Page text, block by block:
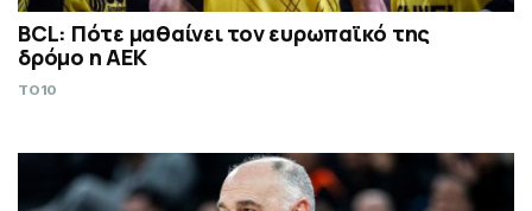
BCL: Πότε μαθαίνει τον ευρωπαϊκό της
δρόμο η ΑΕΚ
TO10